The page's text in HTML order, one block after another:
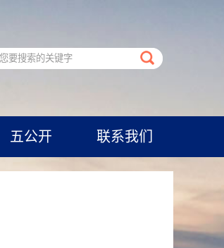
五公开 联系我们